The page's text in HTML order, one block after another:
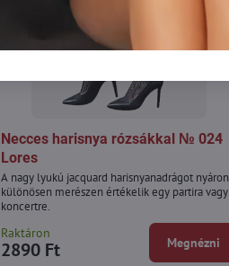
Necces harisnya rózsákkal № 024
Lores
A nagy lyukú jacquard harisnyanadrágot nyáron
különösen merészen értékelik egy partira vagy
koncertre.
Raktáron
2890 Ft Megnézni